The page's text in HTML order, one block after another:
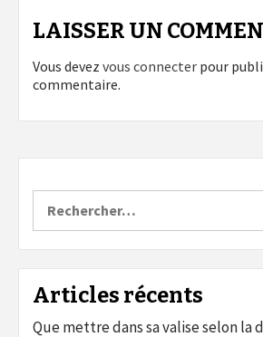
LAISSER UN
Vous devez vous connecter pour
commentaire.
Articles récents
Que mettre dans sa valise selon la